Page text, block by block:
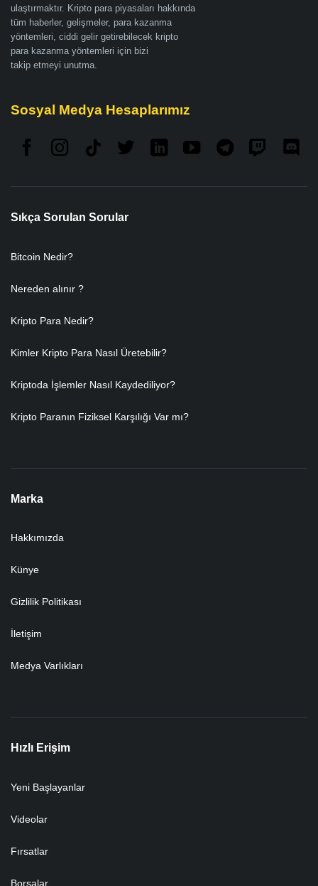
ulaştırmaktır. Kripto para piyasaları hakkında
tüm haberler, gelişmeler, para kazanma
yöntemleri, ciddi gelir getirebilecek kripto
para kazanma yöntemleri için bizi
takip etmeyi unutma.
Sosyal Medya Hesaplarımız
Sıkça Sorulan Sorular
Bitcoin Nedir?
Nereden alınır ?
Kripto Para Nedir?
Kimler Kripto Para Nasıl Üretebilir?
Kriptoda İşlemler Nasıl Kaydediliyor?
Kripto Paranın Fiziksel Karşılığı Var mı?
Marka
Hakkımızda
Künye
Gizlilik Politikası
İletişim
Medya Varlıkları
Hızlı Erişim
Yeni Başlayanlar
Videolar
Fırsatlar
Borsalar